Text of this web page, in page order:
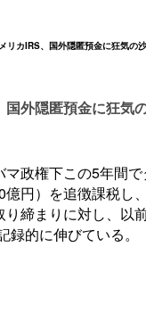
リカIRS、国外隠匿預金に狂気の
外隠匿預金に狂気
政権下この5年間
円）を追徴課税し
締まりに対し、以
的に伸びている。